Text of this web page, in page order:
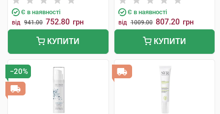
Є в наявності
від 941.00 752.80 грн
КУПИТИ
50 мл 1 флакон
Є в наявності
від 1009.00 807.20 грн
КУПИТИ
−20%